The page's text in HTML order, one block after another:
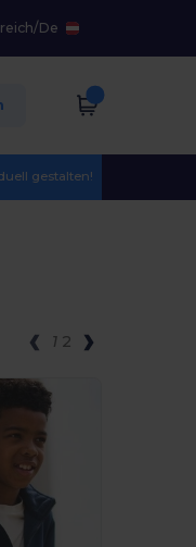
/De
gestalten!
1 2